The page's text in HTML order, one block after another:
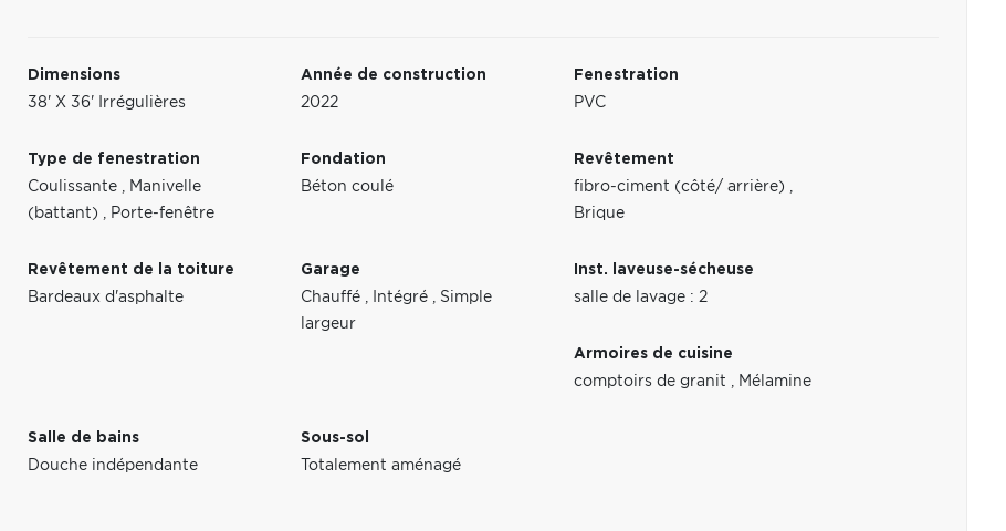
Dimensions
38' X 36' Irrégulières
Année de construction
2022
Fenestration
PVC
Type de fenestration
Coulissante , Manivelle
(battant) , Porte-fenêtre
Fondation
Béton coulé
Revêtement
fibro-ciment (côté/ arrière) ,
Brique
Revêtement de la toiture
Bardeaux d'asphalte
Garage
Chauffé , Intégré , Simple
largeur
Inst. laveuse-sécheuse
salle de lavage : 2
Armoires de cuisine
comptoirs de granit , Mélamine
Salle de bains
Douche indépendante
Sous-sol
Totalement aménagé